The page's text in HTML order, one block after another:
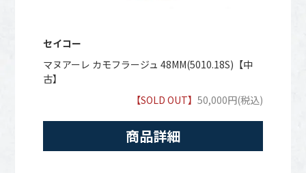
セイコー
マヌアーレ カモフラージュ 48MM(5010.18S)【中
古】
【SOLD OUT】50,000円(税込)
商品詳細